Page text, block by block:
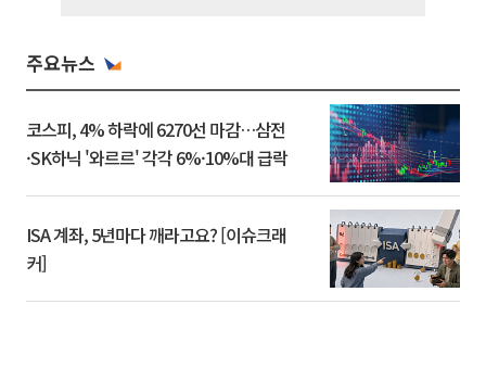
주요뉴스
코스피, 4% 하락에 6270선 마감…삼전
·SK하닉 '와르르' 각각 6%·10%대 급락
ISA 계좌, 5년마다 깨라고요? [이슈크래
커]